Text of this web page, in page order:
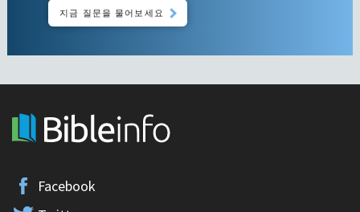
지금 질문을 물어보세요
Facebook